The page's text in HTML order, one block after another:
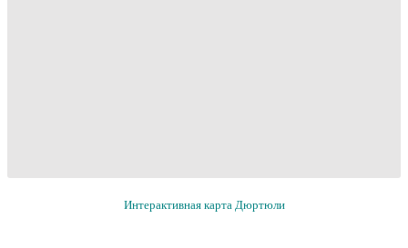
Интерактивная карта Дюртюли